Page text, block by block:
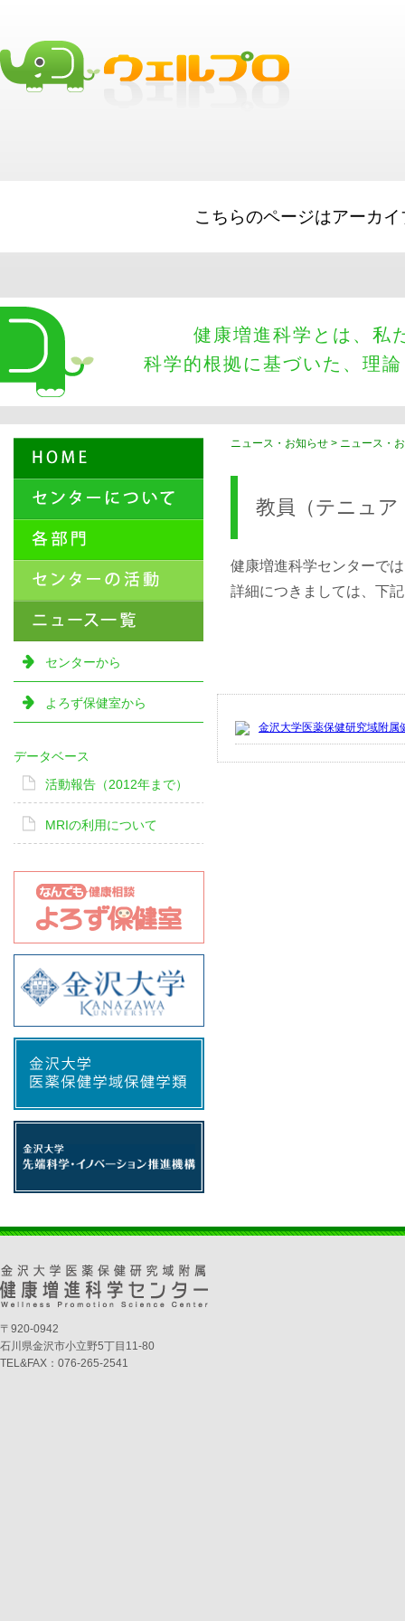
こちらのページはアーカ
健康増進科学とは、私
科学的根拠に基づいた、理
ニュース・お知らせ > ニュース・
教員（テニュ
健康増進科学センターで
詳細につきましては、下
金沢大学医薬保健研究域附属
センターから
よろず保健室から
データベース
活動報告（2012年まで）
MRIの利用について
〒920-0942
石川県金沢市小立野5丁目11-80
TEL&FAX：076-265-2541